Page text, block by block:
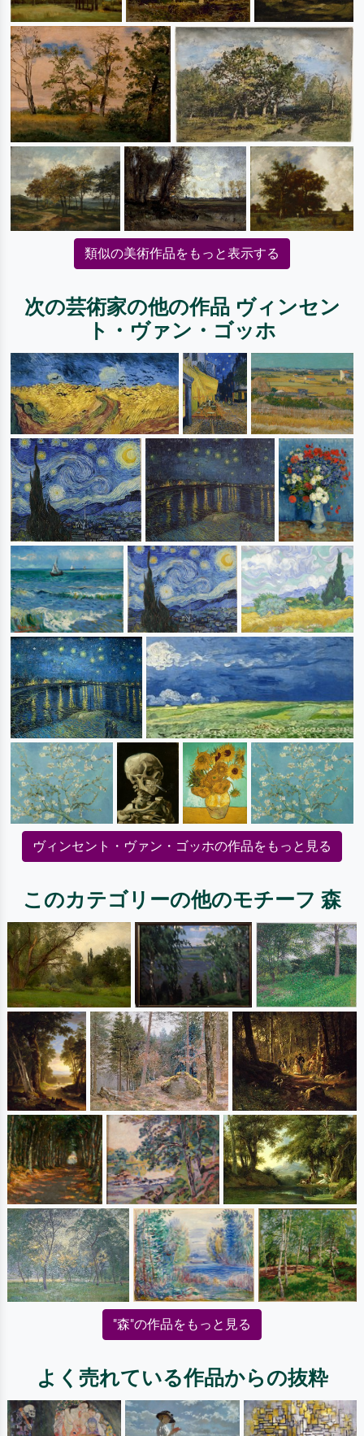
類似の美術作品をもっと表示する
次の芸術家の他の作品 ヴィンセン
ト・ヴァン・ゴッホ
ヴィンセント・ヴァン・ゴッホの作品をもっと見る
このカテゴリーの他のモチーフ 森
"森"の作品をもっと見る
よく売れている作品からの抜粋